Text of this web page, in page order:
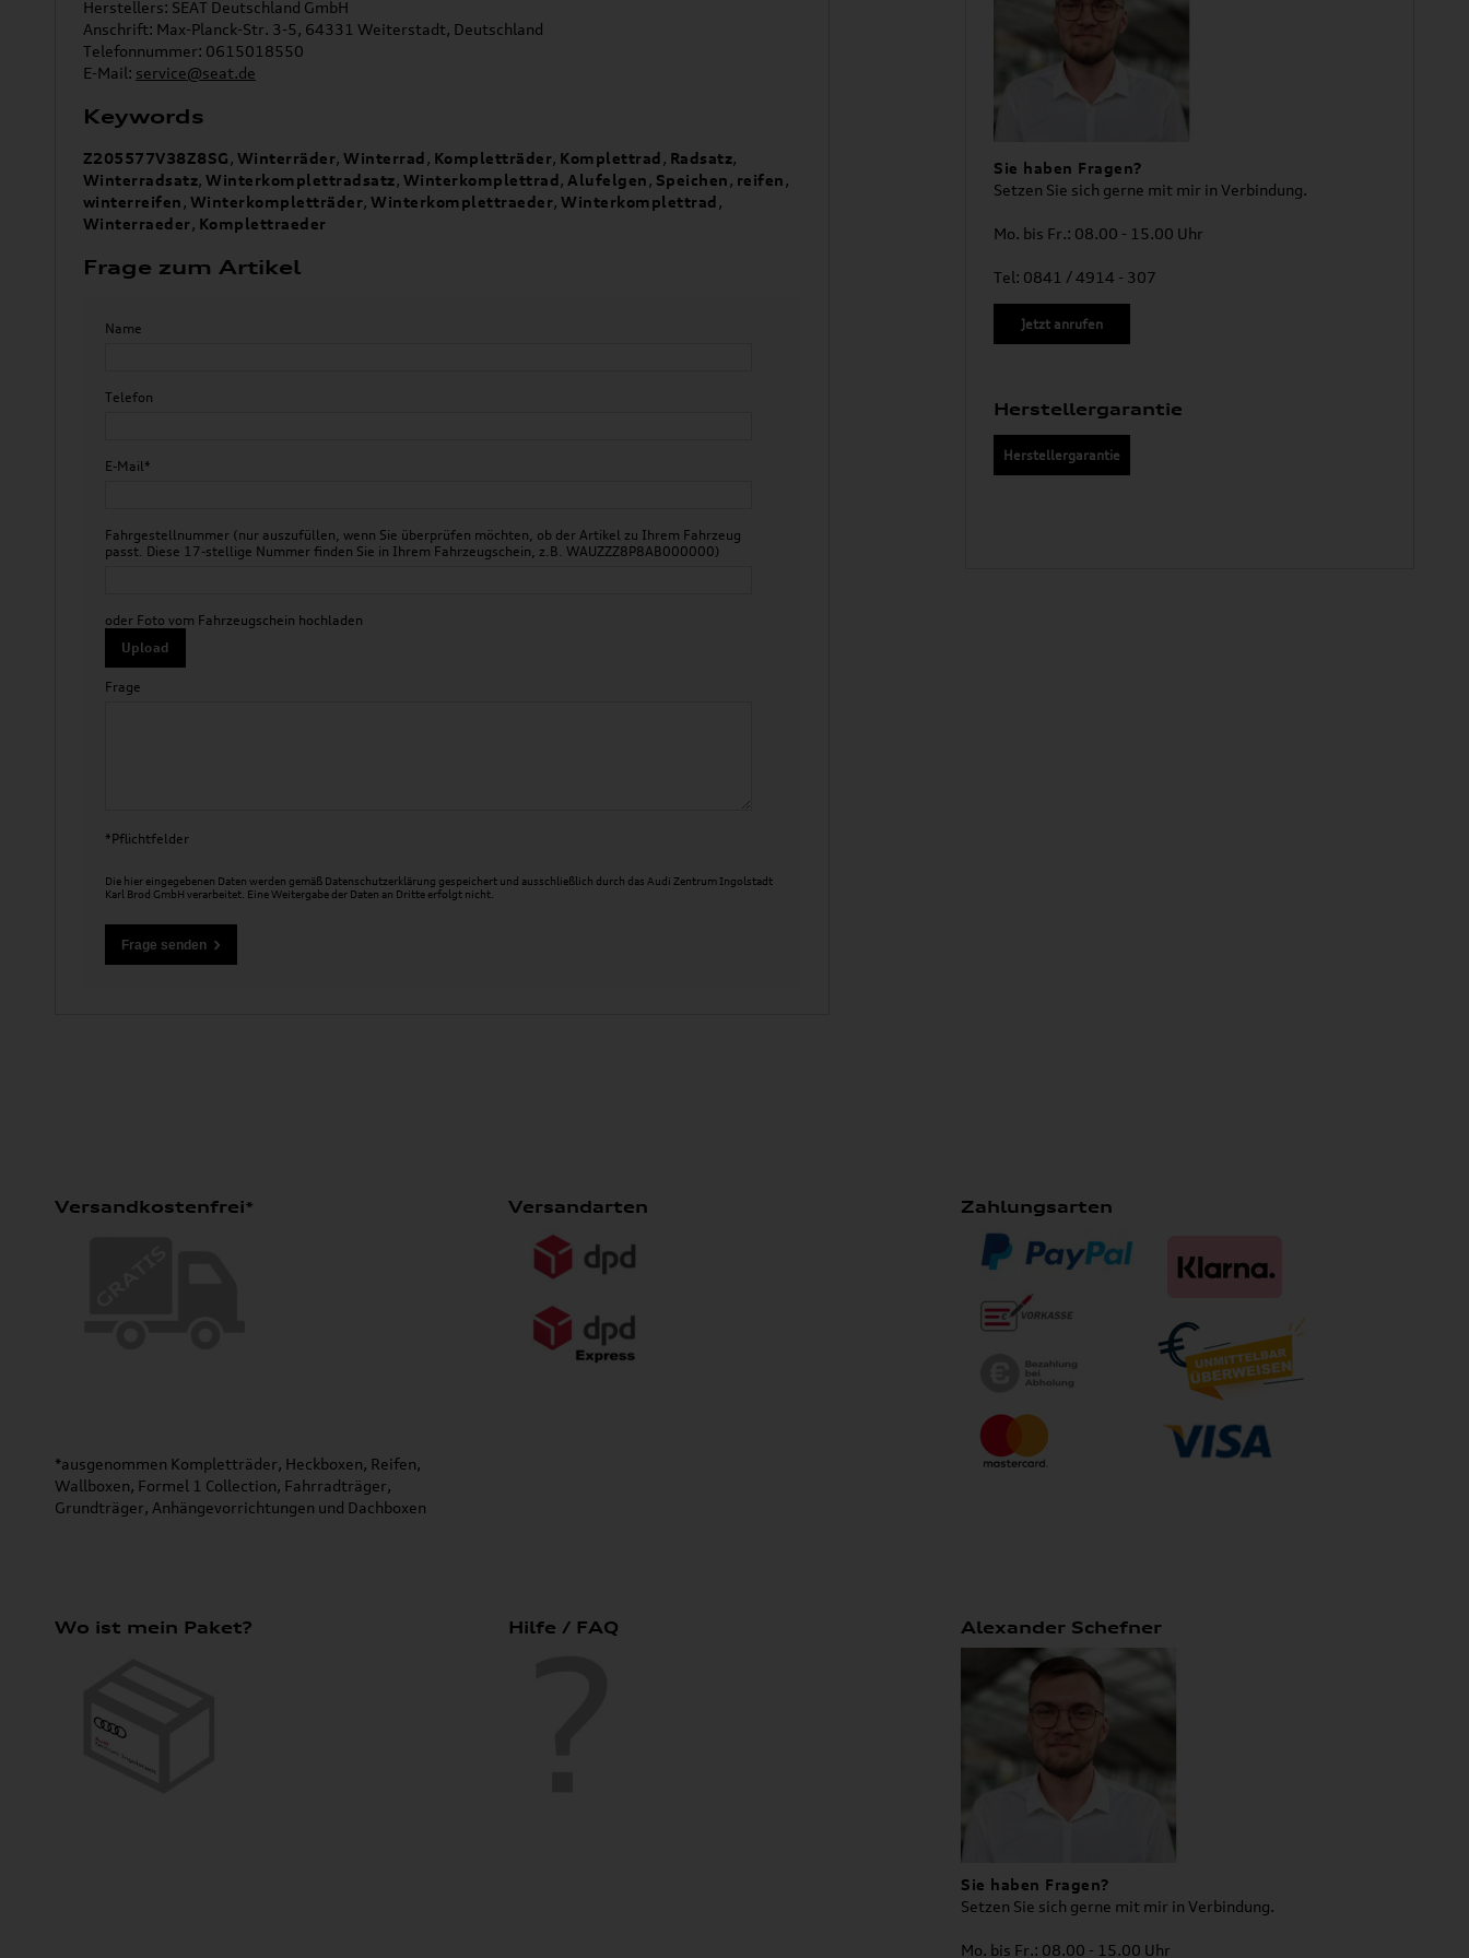
Herstellers: SEAT Deutschland GmbH
Anschrift: Max-Planck-Str. 3-5, 64331 Weiterstadt, Deutschland
Telefonnummer: 0615018550
E-Mail: service@seat.de
Keywords
Z205577V38Z8SG, Winterräder,Winterrad, Kompletträder, Komplettrad, Radsatz,
Winterradsatz,Winterkomplettradsatz, Winterkomplettrad, Alufelgen, Speichen, reifen,
winterreifen, Winterkompletträder,Winterkomplettraeder,Winterkomplettrad,
Winterraeder, Komplettraeder
Frage zum Artikel
Name
Telefon
E-Mail*
Fahrgestellnummer (nur auszufüllen, wenn Sie überprüfen möchten, ob der Artikel zu Ihrem Fahrzeug
passt. Diese 17-stellige Nummer finden Sie in Ihrem Fahrzeugschein, z.B. WAUZZZ8P8AB000000)
oder Foto vom Fahrzeugschein hochladen
Upload
Frage
*Pflichtfelder
Die hier eingegebenen Daten werden gemäß Datenschutzerklärung gespeichert und ausschließlich durch das Audi Zentrum Ingolstadt
Karl Brod GmbH verarbeitet. Eine Weitergabe der Daten an Dritte erfolgt nicht.
Sie haben Fragen?
Setzen Sie sich gerne mit mir in Verbindung.
Mo. bis Fr.: 08.00 - 15.00 Uhr
Tel: 0841 / 4914 - 307
Jetzt anrufen
Herstellergarantie
Herstellergarantie
Versandkostenfrei*
*ausgenommen Kompletträder, Heckboxen, Reifen,
Wallboxen, Formel 1 Collection, Fahrradträger,
Grundträger, Anhängevorrichtungen und Dachboxen
Versandarten Zahlungsarten
Wo ist mein Paket? Hilfe / FAQ Alexander Schefner
Sie haben Fragen?
Setzen Sie sich gerne mit mir in Verbindung.
Mo. bis Fr.: 08.00 - 15.00 Uhr